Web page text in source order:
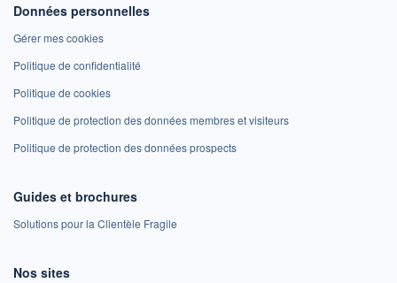
Données personnelles
Gérer mes cookies
Politique de confidentialité
Politique de cookies
Politique de protection des données membres et visiteurs
Politique de protection des données prospects
Guides et brochures
Solutions pour la Clientèle Fragile
Nos sites